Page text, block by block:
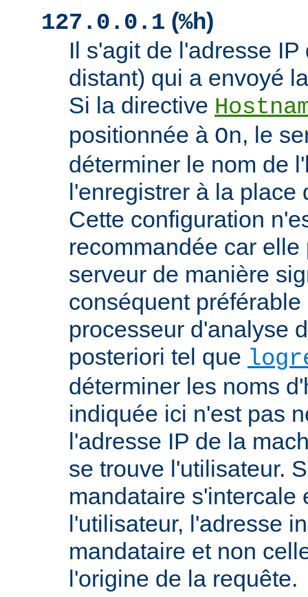
127.0.0.1 (%h)
Il s'agit de l'adresse
distant) qui a envoyé
Si la directive
positionnée à On, le
déterminer le nom de
l'enregistrer à la place
Cette configuration
recommandée car
serveur de manière
conséquent
processeur d'analyse
posteriori tel que
déterminer les noms
indiquée ici n'est pas
l'adresse IP de la
se trouve l'utilisateur.
mandataire s'intercale
l'utilisateur, l'adresse
mandataire et non
l'origine de la requête.